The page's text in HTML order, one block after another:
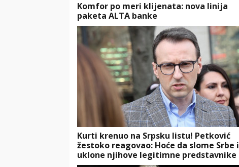
Komfor po meri klijenata: nova linija
paketa ALTA banke
Kurti krenuo na Srpsku listu! Petković
žestoko reagovao: Hoće da slome Srbe i
uklone njihove legitimne predstavnike